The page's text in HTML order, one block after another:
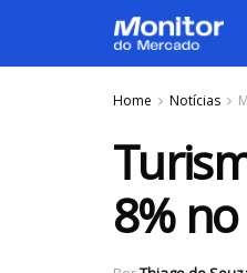
Home Notícias
8%